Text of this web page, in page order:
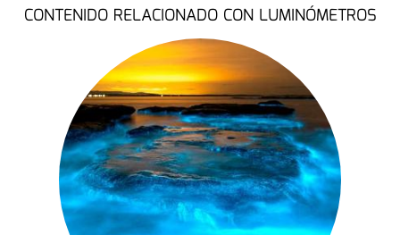
CONTENIDO RELACIONADO CON LUMINÓMETROS